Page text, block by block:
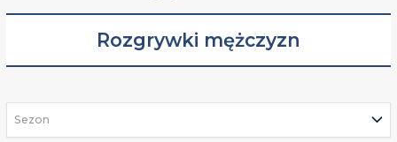
Rozgrywki mężczyzn
Sezon